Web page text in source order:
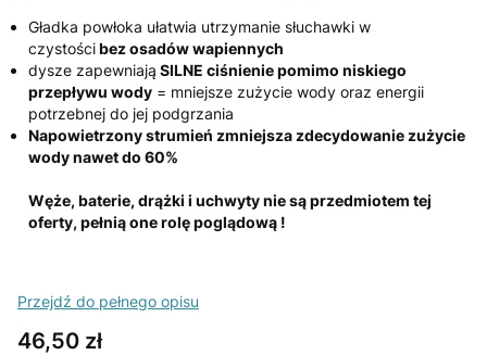
Gładka powłoka ułatwia utrzymanie słuchawki w
czystościbez osadów wapiennych
dysze zapewniają SILNE ciśnienie pomimo niskiego
przepływu wody = mniejsze zużycie wody oraz energii
potrzebnej do jej podgrzania
Napowietrzony strumień zmniejsza zdecydowanie zużycie
wody nawet do 60%
Węże, baterie, drążki i uchwyty nie są przedmiotem tej
oferty, pełnią one rolę poglądową !
Przejdź do pełnego opisu
Cena
46,50 zł